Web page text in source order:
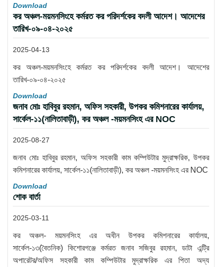
Download
কর অঞ্চল-ময়মনসিংহে কর্মরত কর পরিদর্শকের বদলী আদেশ। আদেশের
তারিখ-০৯-০৪-২০২৫
2025-04-13
কর অঞ্চল-ময়মনসিংহে কর্মরত কর পরিদর্শকের বদলী আদেশ। আদেশের
তারিখ-০৯-০৪-২০২৫
Download
জনাব মোঃ হাবিবুর রহমান, অফিস সহকারী, উপকর কমিশনারের কার্যালয়,
সার্কেল-১১(নালিতাবাড়ী), কর অঞ্চল -ময়মনসিংহ এর NOC
2025-08-27
জনাব মোঃ হাবিবুর রহমান, অফিস সহকারী কাম কম্পিউটার মুদ্রাক্ষরিক, উপকর
কমিশনারের কার্যালয়, সার্কেল-১১(নালিতাবাড়ী), কর অঞ্চল -ময়মনসিংহ এর NOC
Download
শোক বার্তা
2025-03-11
কর অঞ্চল- ময়মনসিংহ এর অধীন উপকর কমিশনারের কার্যালয়,
সার্কেল-১৩(বৈতনিক) কিশোরগঞ্জে কর্মরত জনাব সজিবুর রহমান, ডাটা এন্ট্রি
অপারেটর/অফিস সহকারী কাম কম্পিউটার মুদ্রাক্ষরিক এর পিতা অদ্য